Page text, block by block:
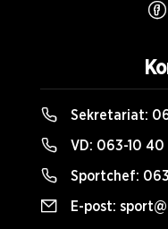
Sekretariat:
VD: 063-10
Sportchef:
E-post: